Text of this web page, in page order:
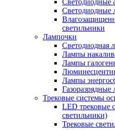
Светодиодные
Светодиодные
светильники
Лампочки
Светодиодная
Лампы
Лампы
Лампы
Трековые системы
LED трековые
светильники)
Трековые